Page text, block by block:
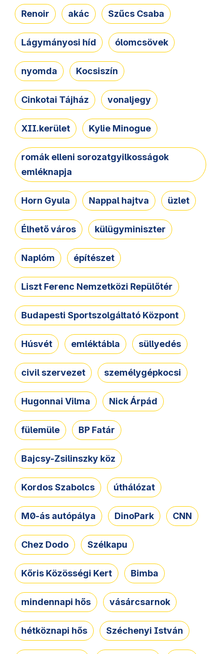
Renoir akác Szűcs Csaba
Lágymányosi híd ólomcsövek
nyomda Kocsiszín
Cinkotai Tájház vonaljegy
XII.kerület Kylie Minogue
romák elleni sorozatgyilkosságok
emléknapja
Horn Gyula Nappal hajtva üzlet
Élhető város külügyminiszter
Naplóm építészet
Liszt Ferenc Nemzetközi Repülőtér
Budapesti Sportszolgáltató Központ
Húsvét emléktábla süllyedés
civil szervezet személygépkocsi
Hugonnai Vilma Nick Árpád
fülemüle BP Fatár
Bajcsy-Zsilinszky köz
Kordos Szabolcs úthálózat
M0-ás autópálya DinoPark CNN
Chez Dodo Szélkapu
Kőris Közösségi Kert Bimba
mindennapi hős vásárcsarnok
hétköznapi hős Széchenyi István